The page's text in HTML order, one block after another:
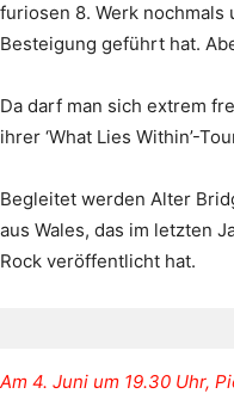
furiosen 8. Werk
Besteigung geführt hat.
Da darf man sich extrem
ihrer ‘What Lies Within’-
Begleitet werden Alter
aus Wales, das im letzten
Rock veröffentlicht hat.
Am 4. Juni um 19.30 Uhr,